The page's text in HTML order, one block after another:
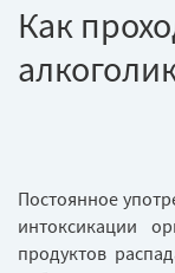
Как
Постоянное
интоксикации
продуктов